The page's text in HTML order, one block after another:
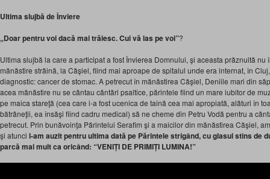
Ultima slujbă de Înviere
„Doar pentru voi dacă mai trăiesc. Cui vă las pe voi”?
Ultima slujbă la care a participat a fost Învierea Domnului, şi aceasta prăznuită nu
mănăstire străină, la Căşiel, fiind mai aproape de spitalul unde era internat, în
diagnostic: cancer de stomac. A petrecut în mănăstirea Căşiel, Deniile mari din
acea mănăstire nu se cântau cântări psaltice, părintele fiind un mare iubitor de
pe maica stareţă (cea care i-a fost ucenica de taină cea mai apropiată, alături în
bătrâneţii, ea însăşi fiind cadru medical) să ne cheme din Petru Vodă pentru a
petrecut. Prin bunăvoinţa Părintelui Serafim şi a maicilor din mănăstirea Căşiel,
şi atunci l-am auzit pentru ultima dată pe Părintele strigând, cu glasul stins de
parcă maimult ca oricând: “VENIȚI DE PRIMIȚI LUMINA!”